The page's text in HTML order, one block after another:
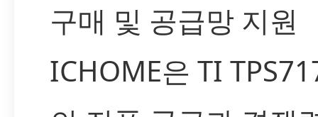
구매 및 공급망 지원
ICHOME은 TI